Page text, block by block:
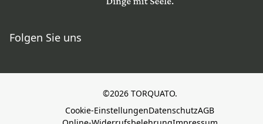
Folgen Sie uns
©2026 TORQUATO.
Cookie-EinstellungenDatenschutzAGB